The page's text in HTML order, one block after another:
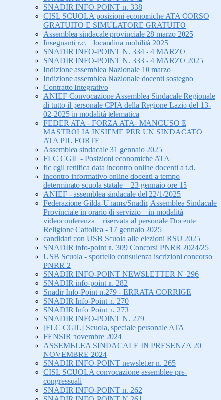
SNADIR INFO-POINT n. 338
CISL SCUOLA posizioni economiche ATA CORSO
GRATUITO E SIMULATORE GRATUITO
Assemblea sindacale provinciale 28 marzo 2025
Insegnanti r.c. - locandina mobilità 2025
SNADIR INFO-POINT N. 334 - 4 MARZO
SNADIR INFO-POINT N. 333 - 4 MARZO 2025
Indizione assemblea Nazionale 10 marzo
Indizione assemblea Nazionale docenti sostegno
Contratto Integrativo
ANIEF Convocazione Assemblea Sindacale Regionale
di tutto il personale CPIA della Regione Lazio del 13-
02-2025 in modalità telematica
FEDER ATA - FORZA ATA- MANCUSO E
MASTROLIA INSIEME PER UN SINDACATO
ATA PIU'FORTE
Assemblea sindacale 31 gennaio 2025
FLC CGIL - Posizioni economiche ATA
flc cgil rettifica data incontro online docenti a t.d.
incontro informativo online docenti a tempo
determinato scuola statale – 23 gennaio ore 15
ANIEF - assemblea sindacale del 22/1/2025
Federazione Gilda-Unams/Snadir, Assemblea Sindacale
Provinciale in orario di servizio – in modalità
videoconferenza – riservata al personale Docente
Religione Cattolica - 17 gennaio 2025
candidati con USB Scuola alle elezioni RSU 2025
SNADIR info-point n. 309 Concorsi PNRR 2024/25
USB Scuola - sportello consulenza iscrizioni concorso
PNRR 2
SNADIR INFO-POINT NEWSLETTER N. 296
SNADIR info-point n. 282
Snadir Info-Point n.279 - ERRATA CORRIGE
SNADIR Info-Point n. 270
SNADIR Info-Point n. 273
SNADIR INFO-POINT N. 279
[FLC CGIL] Scuola, speciale personale ATA
FENSIR novembre 2024
ASSEMBLEA SINDACALE IN PRESENZA 20
NOVEMBRE 2024
SNADIR INFO-POINT newsletter n. 265
CISL SCUOLA convocazione assemblee pre-
congressuali
SNADIR INFO-POINT n. 262